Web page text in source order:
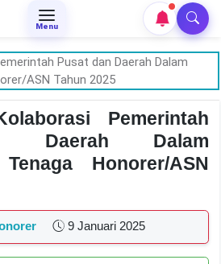
Menu
Pemerintah
Daerah Dalam
Honorer/ASN
9 Januari 2025